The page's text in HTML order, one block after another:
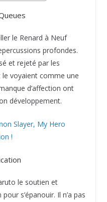
le Renard à Neuf
profondes.
et rejeté par les
voyaient comme une
d’affection ont
développement.
Slayer, My Hero
!
le soutien et
s’épanouir. Il n’a pas